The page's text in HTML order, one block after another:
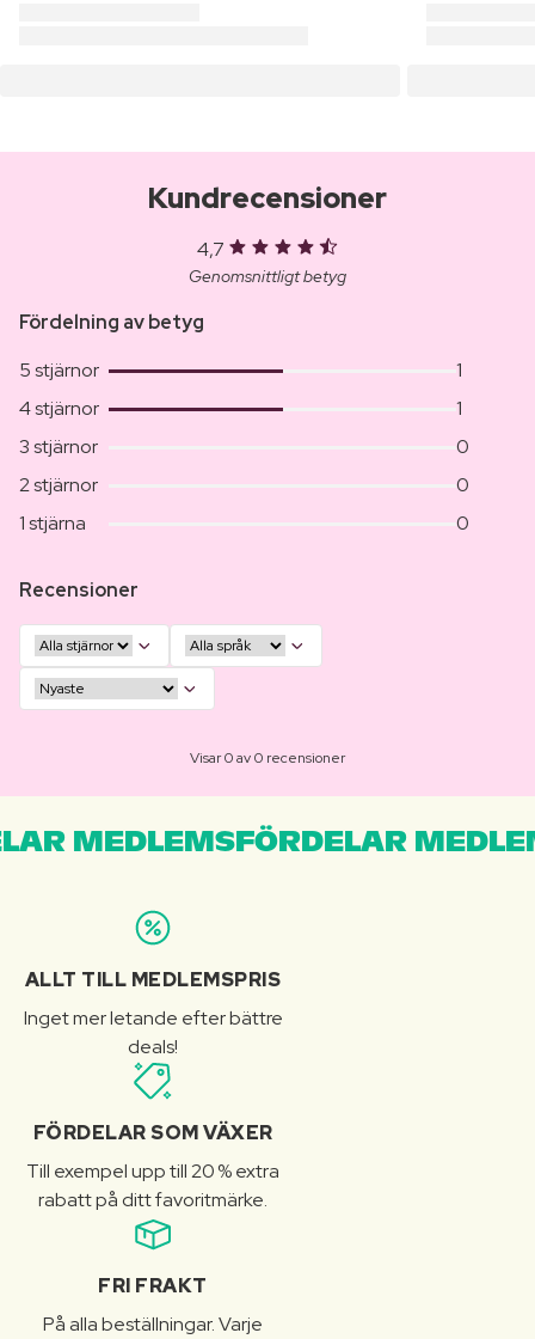
Kundrecensioner
4,7
Genomsnittligt betyg
Fördelning av betyg
5 stjärnor
1
4 stjärnor
1
3 stjärnor
0
2 stjärnor
0
1 stjärna
0
Recensioner
Visar 0 av 0 recensioner
MEDLEMSFÖRDELAR
ALLT TILL MEDLEMSPRIS
Inget mer letande efter bättre
deals!
FÖRDELAR SOM VÄXER
Till exempel upp till 20 % extra
rabatt på ditt favoritmärke.
FRI FRAKT
På alla beställningar. Varje